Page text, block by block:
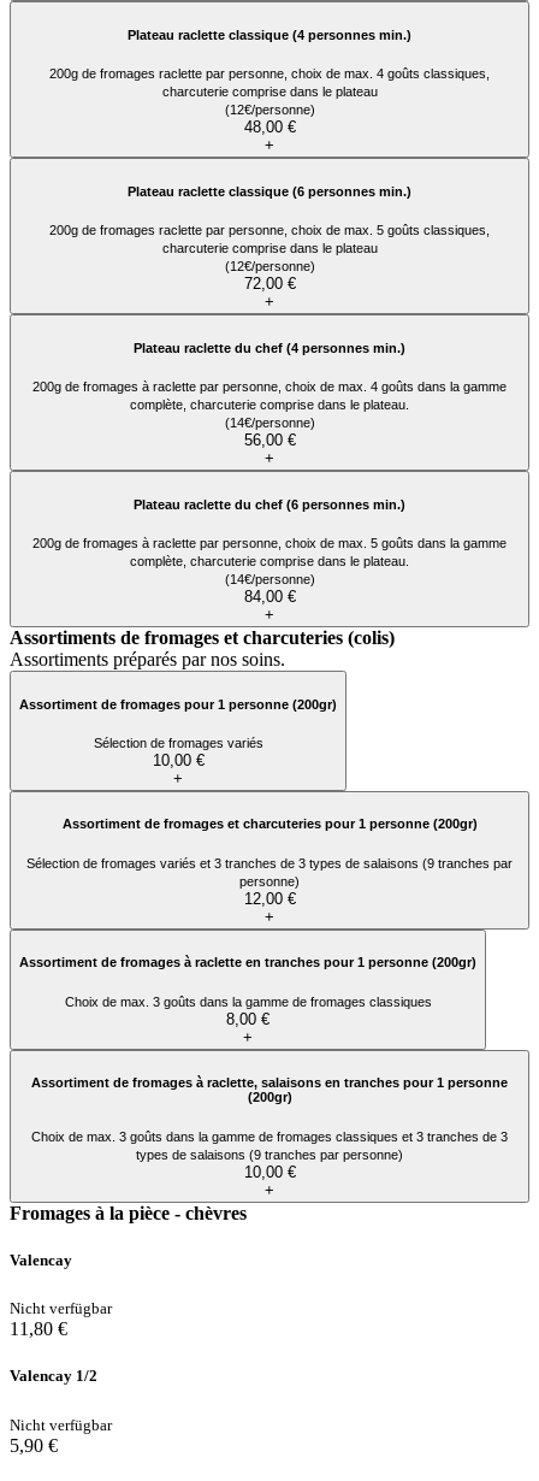
Plateau raclette classique (4 personnes min.)
200g de fromages raclette par personne, choix de max. 4 goûts classiques,
charcuterie comprise dans le plateau
(12€/personne)
48,00 €
+
Plateau raclette classique (6 personnes min.)
200g de fromages raclette par personne, choix de max. 5 goûts classiques,
charcuterie comprise dans le plateau
(12€/personne)
72,00 €
+
Plateau raclette du chef (4 personnes min.)
200g de fromages à raclette par personne, choix de max. 4 goûts dans la gamme
complète, charcuterie comprise dans le plateau.
(14€/personne)
56,00 €
+
Plateau raclette du chef (6 personnes min.)
200g de fromages à raclette par personne, choix de max. 5 goûts dans la gamme
complète, charcuterie comprise dans le plateau.
(14€/personne)
84,00 €
+
Assortiments de fromages et charcuteries (colis)
Assortiments préparés par nos soins.
Assortiment de fromages pour 1 personne (200gr)
Sélection de fromages variés
10,00 €
+
Assortiment de fromages et charcuteries pour 1 personne (200gr)
Sélection de fromages variés et 3 tranches de 3 types de salaisons (9 tranches par
personne)
12,00 €
+
Assortiment de fromages à raclette en tranches pour 1 personne (200gr)
Choix de max. 3 goûts dans la gamme de fromages classiques
8,00 €
+
Assortiment de fromages à raclette, salaisons en tranches pour 1 personne
(200gr)
Choix de max. 3 goûts dans la gamme de fromages classiques et 3 tranches de 3
types de salaisons (9 tranches par personne)
10,00 €
+
Fromages à la pièce - chèvres
Valencay
Nicht verfügbar
11,80 €
Valencay 1/2
Nicht verfügbar
5,90 €